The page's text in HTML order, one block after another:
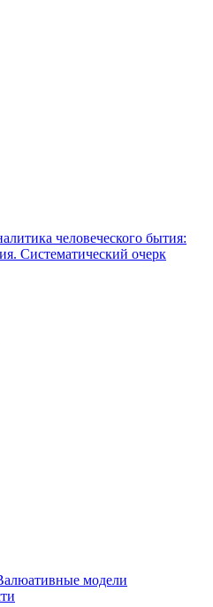
человеческого бытия:
Систематический очерк
модели